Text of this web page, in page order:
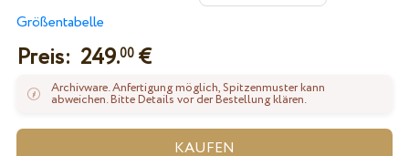
Größentabelle
Preis: 249.00€
Archivware. Anfertigung möglich, Spitzenmuster kann
abweichen. Bitte Details vor der Bestellung klären.